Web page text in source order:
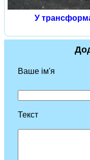
У
Ваше ім'я
Текст